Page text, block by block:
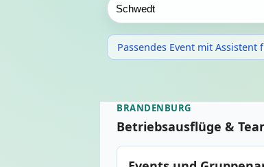
Passendes Event mit Assistent
BRANDENBURG
Betriebsausflüge &